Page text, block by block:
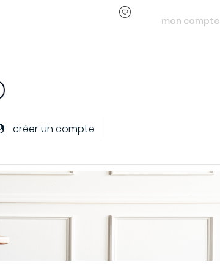
mon compte
créer un compte